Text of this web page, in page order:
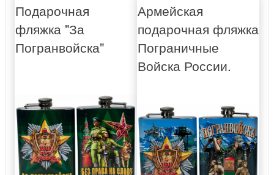
Подарочная
фляжка "За
Погранвойска"
Армейская
подарочная фляжка
Пограничные
Войска России.